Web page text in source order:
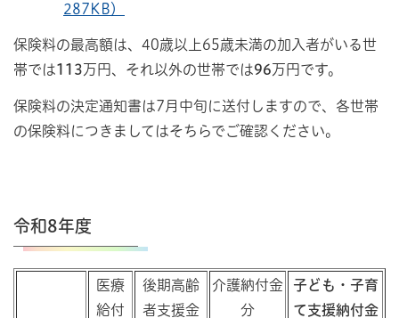
287KB）
保険料の最高額は、40歳以上65歳未満の加入者がいる世
帯では113万円、それ以外の世帯では96万円です。
保険料の決定通知書は7月中旬に送付しますので、各世帯
の保険料につきましてはそちらでご確認ください。
令和8年度
医療
給付
後期高齢
者支援金
介護納付金
分
子ども・子育
て支援納付金